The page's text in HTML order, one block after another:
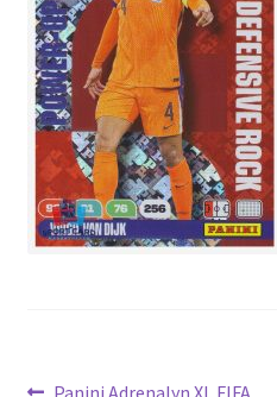
Article